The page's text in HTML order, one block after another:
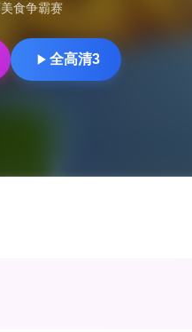
食争霸赛
全高清3